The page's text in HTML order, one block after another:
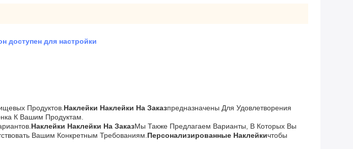
доступен для настройки
Продуктов. Наклейки Наклейки На ЗаказПредназначены Для Удовлетворения
К Вашим Продуктам.
Наклейки Наклейки На ЗаказМы Также Предлагаем Варианты, В Которых Вы
Вашим Конкретным Требованиям. Персонализированные НаклейкиЧтобы